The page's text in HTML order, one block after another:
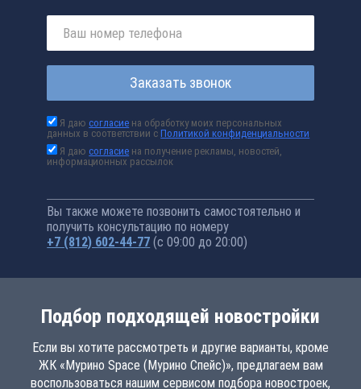
Заказать звонок
Я даюсогласие на обработку моих персональных
данных в соответствии сПолитикой конфиденциальности
Я даюсогласие на получение рекламы, новостей,
информационных рассылок
Вы также можете позвонить самостоятельно и
получить консультацию по номеру
+7 (812) 602-44-77 (с 09:00 до 20:00)
Подбор подходящей новостройки
Если вы хотите рассмотреть и другие варианты, кроме
ЖК «Мурино Space (Мурино Спейс)», предлагаем вам
воспользоваться нашим сервисом подбора новостроек,